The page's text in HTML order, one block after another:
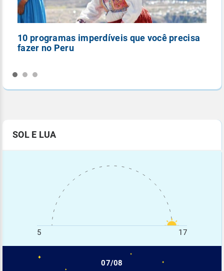
10 programas imperdíveis que você precisa
fazer no Peru
SOL E LUA
5 17
07/08